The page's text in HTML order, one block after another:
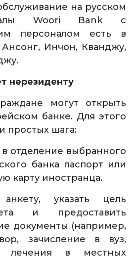
на русском
Woori Bank с
персоналом есть в
Ансонг, Инчон, Кванджу,
нерезиденту
могут открыть
банке. Для этого
простых шага:
в отделение выбранного
банка паспорт или
карту иностранца.
указать цель
и предоставить
документы (например,
зачисление в вуз,
лечения в местных